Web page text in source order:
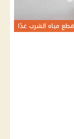
قطع مياه الشرب غدًا